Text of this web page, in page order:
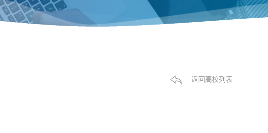
返回高校列表